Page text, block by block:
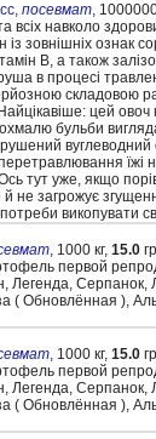
посевмат,
всіх навколо
зовнішніх ознак
B, а також
в процесі
складовою
цей овоч
бульби
їжі
тут уже, якщо
не загрожує
викопувати
, 1000 кг, 15.0
первой
Легенда,
( Обновлённая ),
, 1000 кг, 15.0
первой
Легенда,
( Обновлённая ),